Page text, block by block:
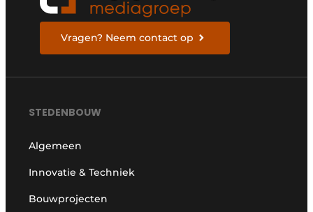
Vragen? Neem contact op
STEDENBOUW
Algemeen
Innovatie & Techniek
Bouwprojecten